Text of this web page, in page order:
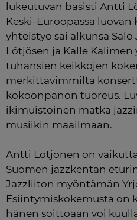
lukeutuvan basisti Antti
Keski-Euroopassa
yhteistyö sai alkunsa Salo
Lötjösen ja Kalle
tuhansien keikkojen
merkittävimmiltä
kokoonpanon tuoreus.
ikimuistoinen matka
musiikin maailmaan.
Antti Lötjönen on
Suomen jazzkentän
Jazzliiton myöntämän
Esiintymiskokemusta on
hänen soittoaan voi